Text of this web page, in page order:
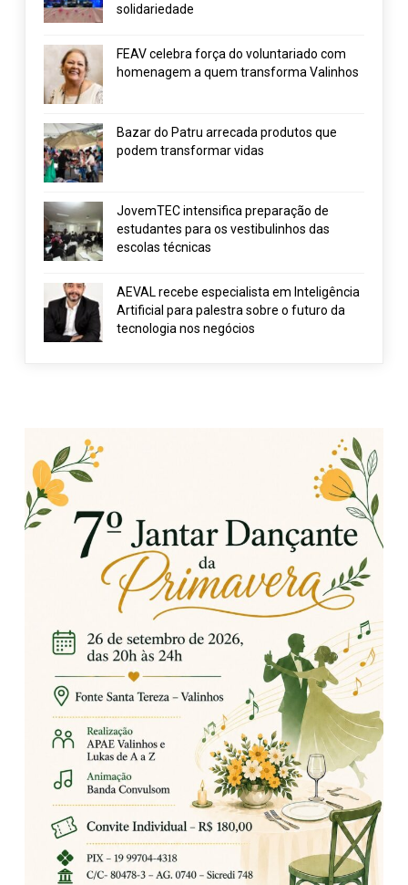
solidariedade
FEAV celebra força do voluntariado com
homenagem a quem transforma Valinhos
Bazar do Patru arrecada produtos que
podem transformar vidas
JovemTEC intensifica preparação de
estudantes para os vestibulinhos das
escolas técnicas
AEVAL recebe especialista em Inteligência
Artificial para palestra sobre o futuro da
tecnologia nos negócios